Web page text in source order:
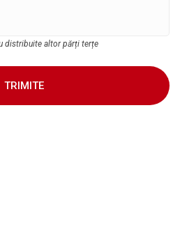
distribuite altor părți terțe
TRIMITE